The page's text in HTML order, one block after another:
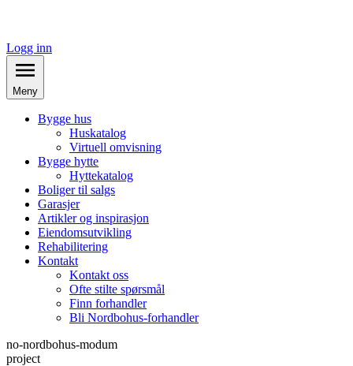
Logg inn
Meny
Bygge hus
Huskatalog
Virtuell omvisning
Bygge hytte
Hyttekatalog
Boliger til salgs
Garasjer
Artikler og inspirasjon
Eiendomsutvikling
Rehabilitering
Kontakt
Kontakt oss
Ofte stilte spørsmål
Finn forhandler
Bli Nordbohus-forhandler
no-nordbohus-modum
project